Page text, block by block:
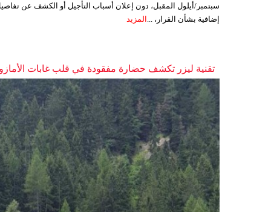
سبتمبر/أيلول المقبل، دون إعلان أسباب التأجيل أو الكشف عن
إضافية بشأن القرار، ... المزيد
تقنية ليزر تكشف حضارة مفقودة في قلب غابات